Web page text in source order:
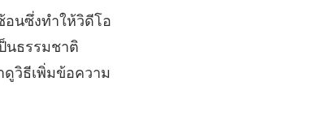
อนซึ่งทำให้วิดีโอ
นธรรมชาติ
วิธีเพิ่มข้อความ